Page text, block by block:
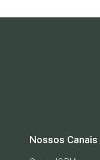
Nossos Canais